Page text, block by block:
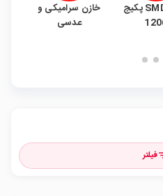
لایر خازن جامد و پلیمری
فیلتر